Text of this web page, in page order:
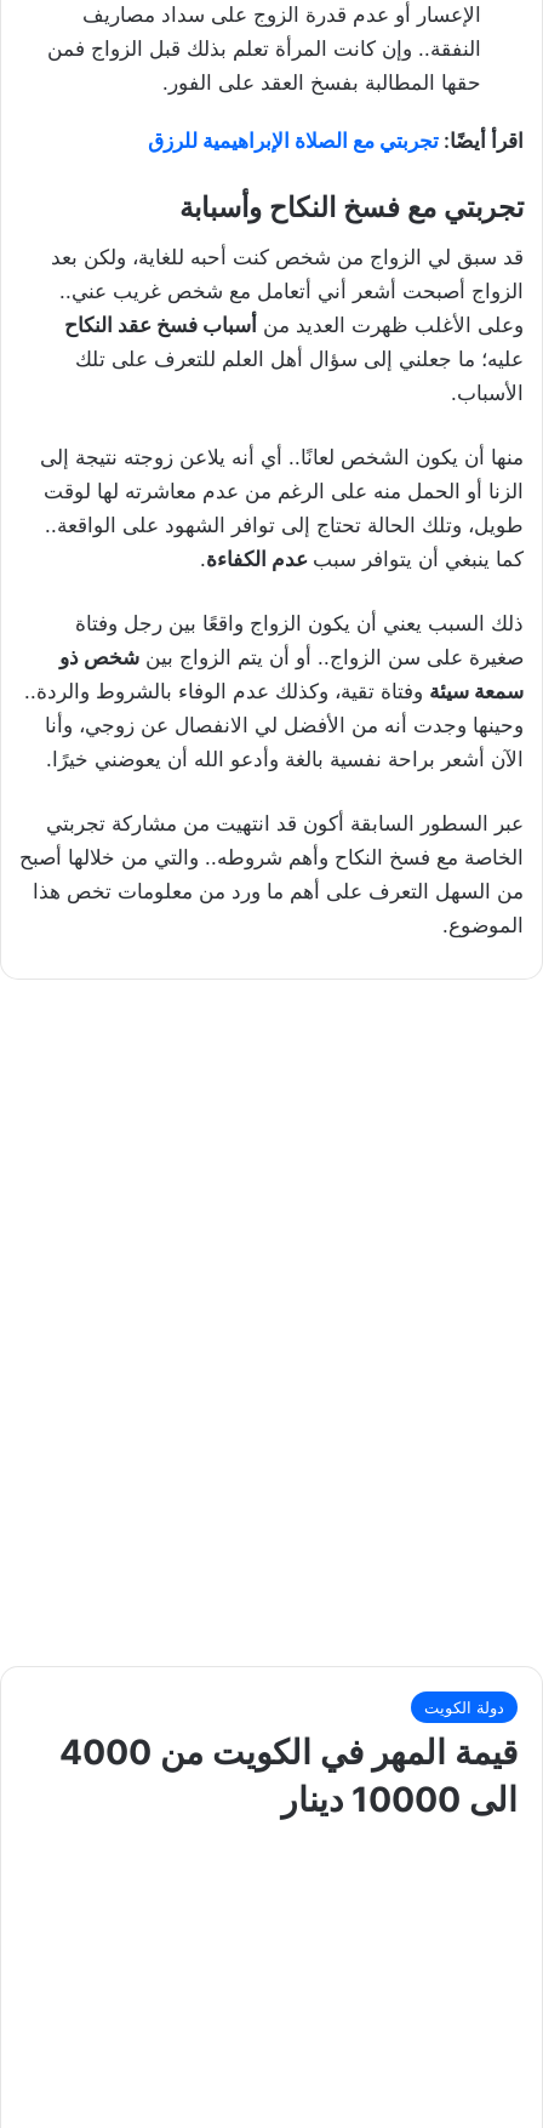
الإعسار أو عدم قدرة الزوج على سداد مصاريف
النفقة.. وإن كانت المرأة تعلم بذلك قبل الزواج فمن
حقها المطالبة بفسخ العقد على الفور.
اقرأ أيضًا: تجربتي مع الصلاة الإبراهيمية للرزق
تجربتي مع فسخ النكاح وأسبابة
قد سبق لي الزواج من شخص كنت أحبه للغاية، ولكن بعد
الزواج أصبحت أشعر أني أتعامل مع شخص غريب عني..
وعلى الأغلب ظهرت العديد من أسباب فسخ عقد النكاح
عليه؛ ما جعلني إلى سؤال أهل العلم للتعرف على تلك
الأسباب.
منها أن يكون الشخص لعانًا.. أي أنه يلاعن زوجته نتيجة إلى
الزنا أو الحمل منه على الرغم من عدم معاشرته لها لوقت
طويل، وتلك الحالة تحتاج إلى توافر الشهود على الواقعة..
كما ينبغي أن يتوافر سبب عدم الكفاءة.
ذلك السبب يعني أن يكون الزواج واقعًا بين رجل وفتاة
صغيرة على سن الزواج.. أو أن يتم الزواج بين شخص ذو
سمعة سيئة وفتاة تقية، وكذلك عدم الوفاء بالشروط والردة..
وحينها وجدت أنه من الأفضل لي الانفصال عن زوجي، وأنا
الآن أشعر براحة نفسية بالغة وأدعو الله أن يعوضني خيرًا.
عبر السطور السابقة أكون قد انتهيت من مشاركة تجربتي
الخاصة مع فسخ النكاح وأهم شروطه.. والتي من خلالها أصبح
من السهل التعرف على أهم ما ورد من معلومات تخص هذا
الموضوع.